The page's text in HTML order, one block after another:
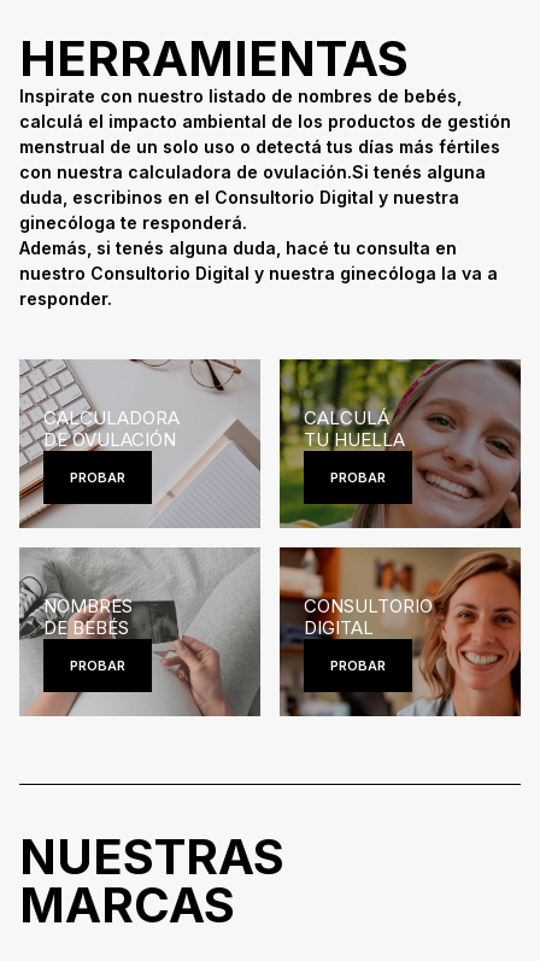
HERRAMIENTAS
Inspirate con nuestro listado de nombres de bebés,
calculá el impacto ambiental de los productos de gestión
menstrual de un solo uso o detectá tus días más fértiles
con nuestra calculadora de ovulación.Si tenés alguna
duda, escribinos en el Consultorio Digital y nuestra
ginecóloga te responderá.
Además, si tenés alguna duda, hacé tu consulta en
nuestro Consultorio Digital y nuestra ginecóloga la va a
responder.
CALCULADORA
DE OVULACIÓN
PROBAR
CALCULÁ
TU HUELLA
PROBAR
NOMBRES
DE BEBÉS
PROBAR
CONSULTORIO
DIGITAL
PROBAR
NUESTRAS
MARCAS